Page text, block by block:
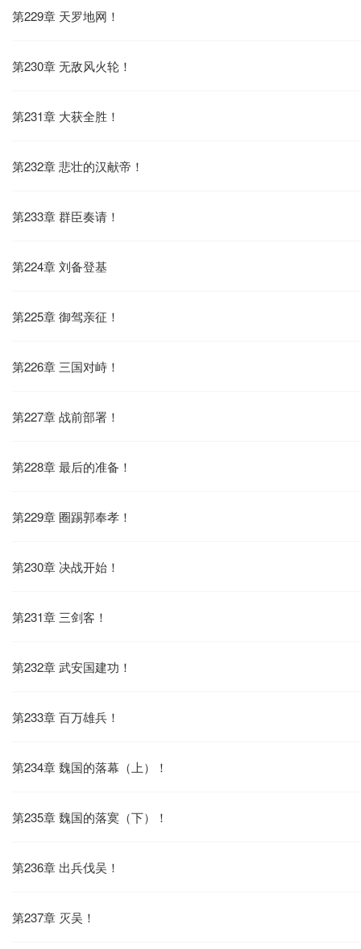
第229章 天罗地网！
第230章 无敌风火轮！
第231章 大获全胜！
第232章 悲壮的汉献帝！
第233章 群臣奏请！
第224章 刘备登基
第225章 御驾亲征！
第226章 三国对峙！
第227章 战前部署！
第228章 最后的准备！
第229章 圈踢郭奉孝！
第230章 决战开始！
第231章 三剑客！
第232章 武安国建功！
第233章 百万雄兵！
第234章 魏国的落幕（上）！
第235章 魏国的落寞（下）！
第236章 出兵伐吴！
第237章 灭吴！